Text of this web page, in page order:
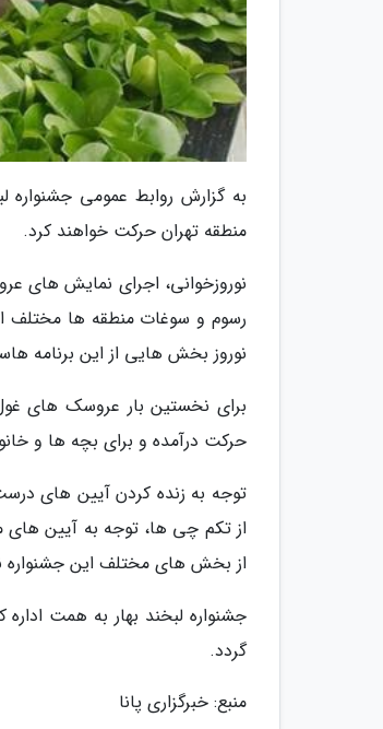
منطقه تهران حرکت خواهند کرد.
نوروزخوانی، اجرای نمایش های
رسوم و سوغات منطقه ها مختلف
نوروز بخش هایی از این برنامه
برای نخستین بار عروسک های
حرکت درآمده و برای بچه ها و
توجه به زنده کردن آیین های
از تکم چی ها، توجه به آیین های
از بخش های مختلف این جشنواره
گردد.
منبع: خبرگزاری پانا